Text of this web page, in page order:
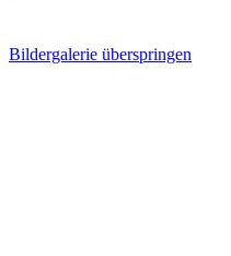
Bildergalerie überspringen